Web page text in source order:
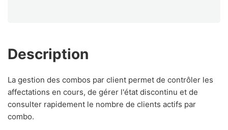
Description
La gestion des combos par client permet de contrôler les
affectations en cours, de gérer l'état discontinu et de
consulter rapidement le nombre de clients actifs par
combo.